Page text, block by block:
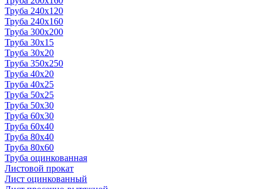
Труба 240x120
Труба 240x160
Труба 300x200
Труба 30x15
Труба 30x20
Труба 350x250
Труба 40x20
Труба 40x25
Труба 50x25
Труба 50x30
Труба 60x30
Труба 60x40
Труба 80x40
Труба 80x60
Труба оцинкованная
Листовой прокат
Лист оцинкованный